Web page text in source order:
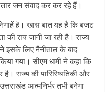
जन संवाद कर कर रहे हैं।
है। खास बात यह है कि बजट
राय जानी जा रही है। राज्य
इसके लिए नैनीताल के बाद
गया। सीएम धामी ने कहा कि
राज्य की पारिस्थितिकी और
आत्मनिर्भर तभी बनेगा